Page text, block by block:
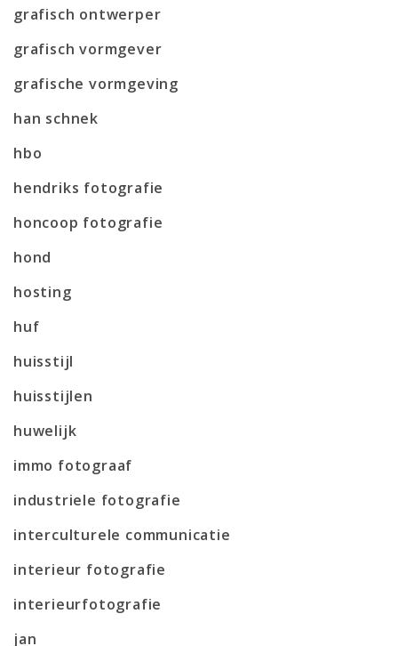
grafisch ontwerper
grafisch vormgever
grafische vormgeving
han schnek
hbo
hendriks fotografie
honcoop fotografie
hond
hosting
huf
huisstijl
huisstijlen
huwelijk
immo fotograaf
industriele fotografie
interculturele communicatie
interieur fotografie
interieurfotografie
jan